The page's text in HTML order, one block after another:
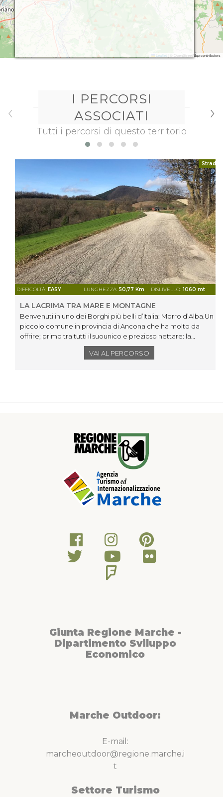
Leaflet © OpenStreetMap contributors
I PERCORSI
ASSOCIATI
Tutti i percorsi di questo territorio
Strada
DIFFICOLTÀ: EASY LUNGHEZZA: 50,77 Km DISLIVELLO: 1060 mt
LA LACRIMA TRA MARE E MONTAGNE
Benvenuti in uno dei Borghi più belli d’Italia: Morro d’Alba.Un
piccolo comune in provincia di Ancona che ha molto da
offrire; primo tra tutti il suounico e prezioso nettare: la
Lacrima di Morro d’Alba DOC.Vino dai mille profumi,
conosciuto da tempi remoti: la prima citazione storica
VAI AL PERCORSO
‹ ›
Giunta Regione Marche -
Dipartimento Sviluppo
Economico
Marche Outdoor:
E-mail:
marcheoutdoor@regione.marche.i
t
Settore Turismo